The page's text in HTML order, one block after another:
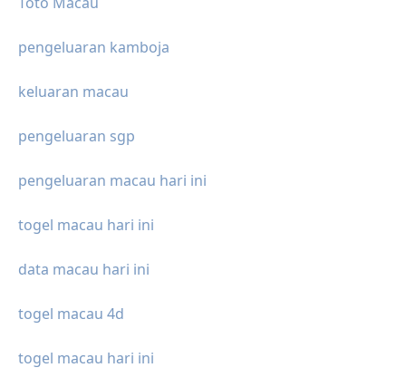
pengeluaran kamboja
keluaran macau
pengeluaran sgp
pengeluaran macau hari ini
togel macau hari ini
data macau hari ini
togel macau 4d
togel macau hari ini